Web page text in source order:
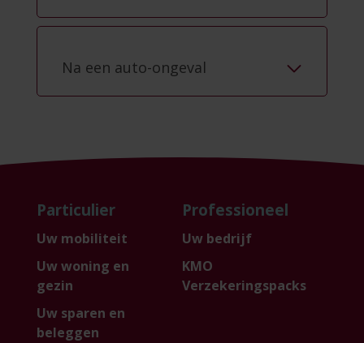
Na een auto-ongeval
Particulier
Uw mobiliteit
Uw woning en
gezin
Uw sparen en
beleggen
Professioneel
Uw bedrijf
KMO
Verzekeringspacks